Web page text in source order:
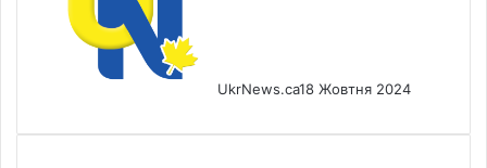
UkrNews.ca18 Жовтня 2024